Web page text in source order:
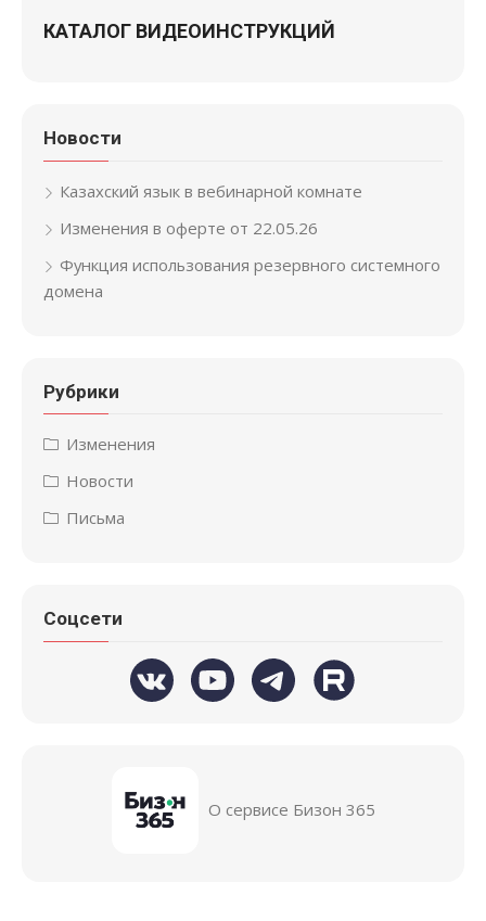
КАТАЛОГ ВИДЕОИНСТРУКЦИЙ
Новости
Казахский язык в вебинарной комнате
Изменения в оферте от 22.05.26
Функция использования резервного системного
домена
Рубрики
Изменения
Новости
Письма
Соцсети
О сервисе Бизон 365